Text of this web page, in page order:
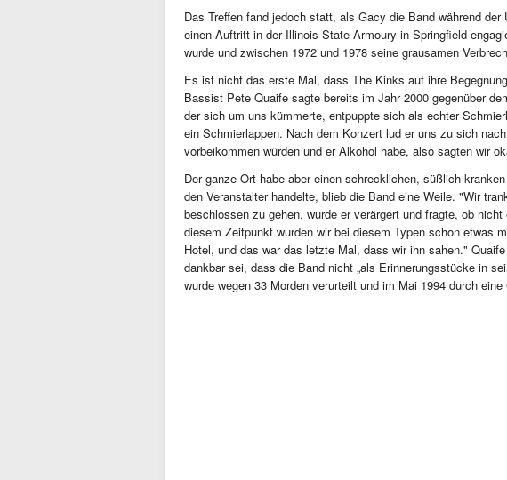
Das Treffen fand jedoch statt, als Gacy die Band während
einen Auftritt in der Illinois State Armoury in Springfield
wurde und zwischen 1972 und 1978 seine grausamen
Es ist nicht das erste Mal, dass The Kinks auf ihre
Bassist Pete Quaife sagte bereits im Jahr 2000 gegenüber
der sich um uns kümmerte, entpuppte sich als echter
ein Schmierlappen. Nach dem Konzert lud er uns zu sich
vorbeikommen würden und er Alkohol habe, also sagten wir
Der ganze Ort habe aber einen schrecklichen, süßlich-
den Veranstalter handelte, blieb die Band eine Weile. "Wir
beschlossen zu gehen, wurde er verärgert und fragte, ob
diesem Zeitpunkt wurden wir bei diesem Typen schon etwas
Hotel, und das war das letzte Mal, dass wir ihn sahen."
dankbar sei, dass die Band nicht „als Erinnerungsstücke in
wurde wegen 33 Morden verurteilt und im Mai 1994 durch